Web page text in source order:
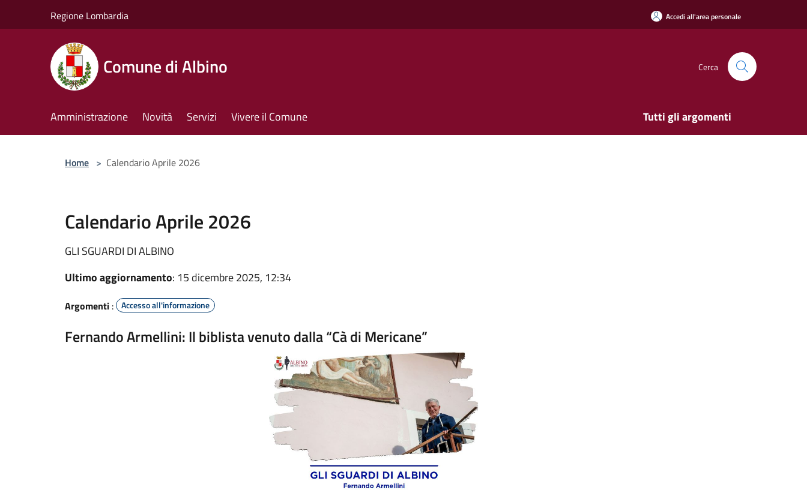
Regione Lombardia Accedi all'area personale
Comune di Albino Cerca
Amministrazione Novità Servizi Vivere il Comune Tutti gli argomenti
Home > Calendario Aprile 2026
Calendario Aprile 2026
GLI SGUARDI DI ALBINO
Ultimo aggiornamento: 15 dicembre 2025, 12:34
Argomenti : Accesso all'informazione
Fernando Armellini: Il biblista venuto dalla “Cà di Mericane”